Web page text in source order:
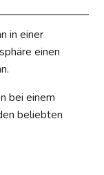
in einer
einen
bei einem
beliebten